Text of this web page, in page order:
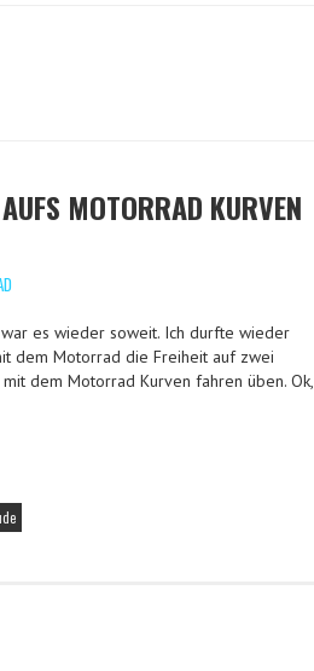
MOTORRAD KURVEN
es wieder soweit. Ich durfte wieder
dem Motorrad die Freiheit auf zwei
dem Motorrad Kurven fahren üben. Ok,